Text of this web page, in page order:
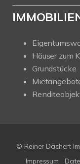
Häuser zum
Grundstücke
© Reiner Dächert
Impressum